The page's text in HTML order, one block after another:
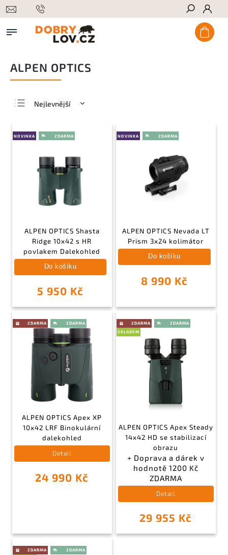
Hledat
ALPEN OPTICS
Nejlevnější
Nejprodávanější
NOVINKA
ALPEN OPTICS Shasta
Ridge 10x42 s HR
povlakem Dalekohled
5 950 Kč
Do košíku
NOVINKA
ALPEN OPTICS Nevada LT
Prism 3x24 kolimátor
8 990 Kč
Do košíku
ALPEN OPTICS Apex XP
10x42 LRF Binokulární
dalekohled
24 990 Kč
Detail
SKLADEM
ALPEN OPTICS Apex Steady
14x42 HD se stabilizací
obrazu
+ Doprava a dárek v
hodnotě 1200 Kč
ZDARMA
29 955 Kč
Detail